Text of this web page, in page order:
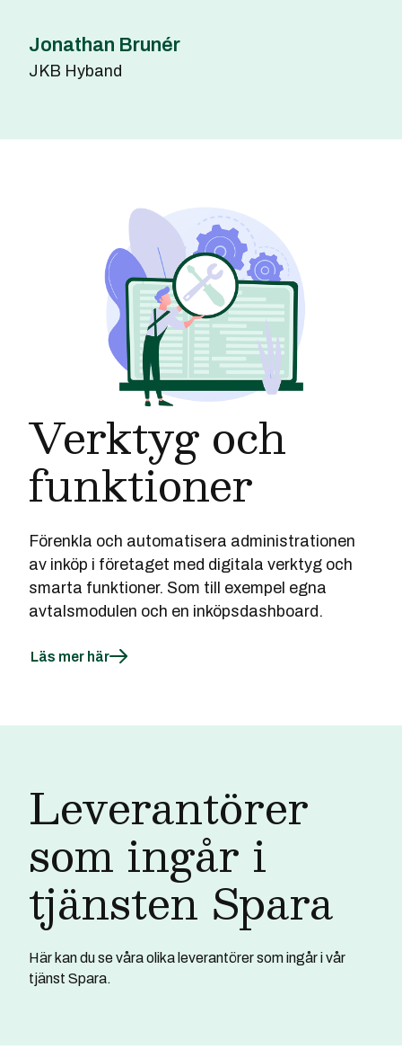
Jonathan Brunér
JKB Hyband
Verktyg och
funktioner
Förenkla och automatisera administrationen
av inköp i företaget med digitala verktyg och
smarta funktioner. Som till exempel egna
avtalsmodulen och en inköpsdashboard.
Läs mer här
Leverantörer
som ingår i
tjänsten Spara
Här kan du se våra olika leverantörer som ingår i vår
tjänst Spara.